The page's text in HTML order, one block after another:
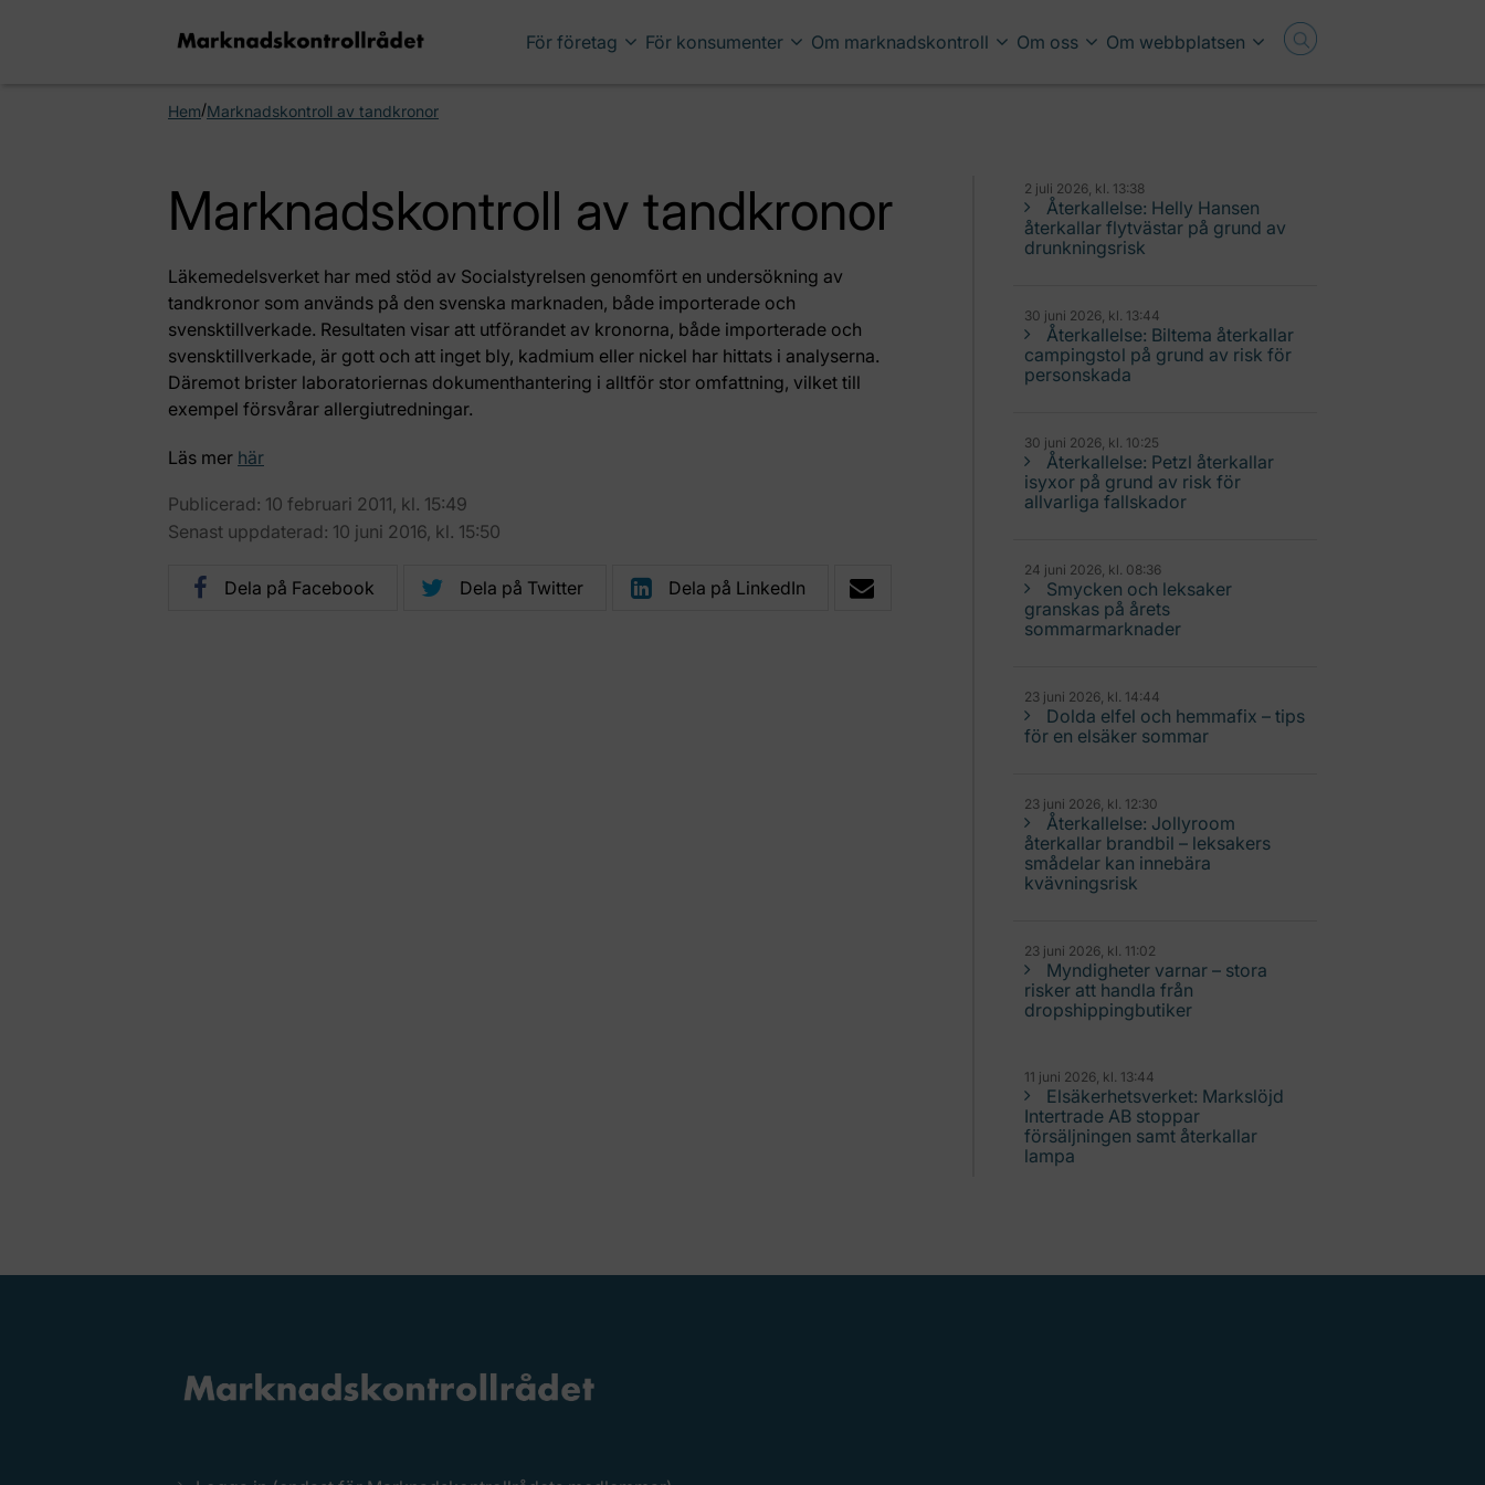
För företag För konsumenter Om marknadskontroll Om oss Om webbplatsen
Hem/Marknadskontroll av tandkronor
Marknadskontroll av tandkronor
Läkemedelsverket har med stöd av Socialstyrelsen genomfört en undersökning av
tandkronor som används på den svenska marknaden, både importerade och
svensktillverkade. Resultaten visar att utförandet av kronorna, både importerade och
svensktillverkade, är gott och att inget bly, kadmium eller nickel har hittats i analyserna.
Däremot brister laboratoriernas dokumenthantering i alltför stor omfattning, vilket till
exempel försvårar allergiutredningar.
Läs mer här
Publicerad: 10 februari 2011, kl. 15:49
Senast uppdaterad: 10 juni 2016, kl. 15:50
Dela på Facebook Dela på Twitter Dela på LinkedIn
2 juli 2026, kl. 13:38
Återkallelse: Helly Hansen
återkallar flytvästar på grund av
drunkningsrisk
30 juni 2026, kl. 13:44
Återkallelse: Biltema återkallar
campingstol på grund av risk för
personskada
30 juni 2026, kl. 10:25
Återkallelse: Petzl återkallar
isyxor på grund av risk för
allvarliga fallskador
24 juni 2026, kl. 08:36
Smycken och leksaker
granskas på årets
sommarmarknader
23 juni 2026, kl. 14:44
Dolda elfel och hemmafix – tips
för en elsäker sommar
23 juni 2026, kl. 12:30
Återkallelse: Jollyroom
återkallar brandbil – leksakers
smådelar kan innebära
kvävningsrisk
23 juni 2026, kl. 11:02
Myndigheter varnar – stora
risker att handla från
dropshippingbutiker
11 juni 2026, kl. 13:44
Elsäkerhetsverket: Markslöjd
Intertrade AB stoppar
försäljningen samt återkallar
lampa